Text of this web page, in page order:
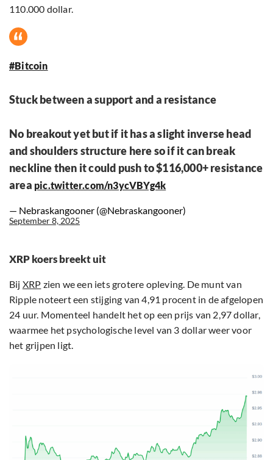
110.000 dollar.
#Bitcoin
Stuck between a support and a resistance
No breakout yet but if it has a slight inverse head
and shoulders structure here so if it can break
neckline then it could push to $116,000+ resistance
area pic.twitter.com/n3ycVBYg4k
— Nebraskangooner (@Nebraskangooner)
September 8, 2025
XRP koers breekt uit
Bij XRP zien we een iets grotere opleving. De munt van
Ripple noteert een stijging van 4,91 procent in de afgelopen
24 uur. Momenteel handelt het op een prijs van 2,97 dollar,
waarmee het psychologische level van 3 dollar weer voor
het grijpen ligt.